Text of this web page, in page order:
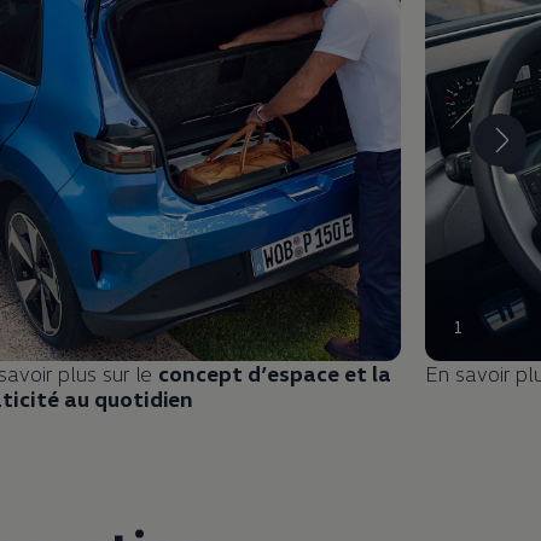
plus sur le concept d’espace et la
au quotidien
1
En savoir